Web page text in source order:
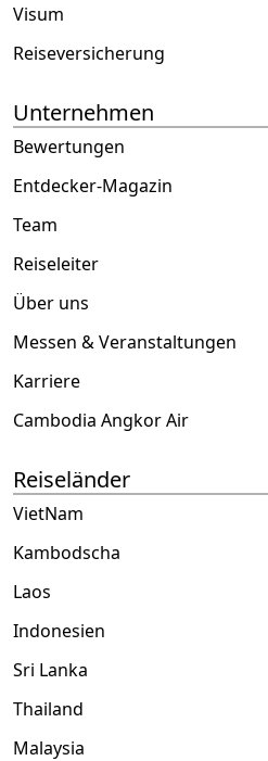
Visum
Reiseversicherung
Unternehmen
Bewertungen
Entdecker-Magazin
Team
Reiseleiter
Über uns
Messen & Veranstaltungen
Karriere
Cambodia Angkor Air
Reiseländer
VietNam
Kambodscha
Laos
Indonesien
Sri Lanka
Thailand
Malaysia